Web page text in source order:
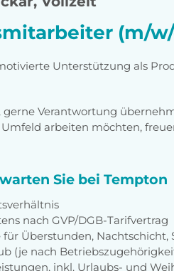
(m/
Unterstützung als
gerne Verantwortung
arbeiten möchten,
Sie bei Tempton
nach GVP/DGB-Tarifvertrag
Überstunden, Nachtschicht,
(je nach
inkl. Urlaubs- und